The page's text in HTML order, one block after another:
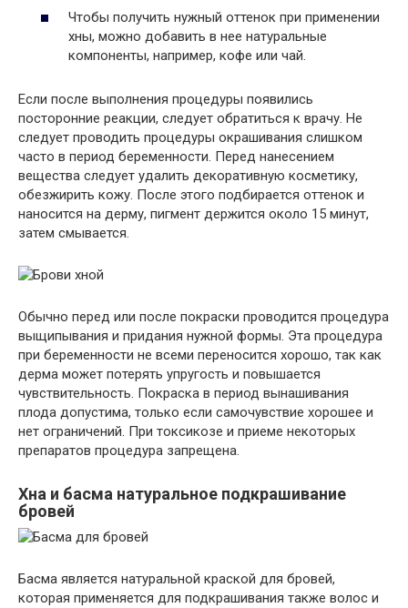
Чтобы получить нужный оттенок при применении
хны, можно добавить в нее натуральные
компоненты, например, кофе или чай.
Если после выполнения процедуры появились
посторонние реакции, следует обратиться к врачу. Не
следует проводить процедуры окрашивания слишком
часто в период беременности. Перед нанесением
вещества следует удалить декоративную косметику,
обезжирить кожу. После этого подбирается оттенок и
наносится на дерму, пигмент держится около 15 минут,
затем смывается.
Обычно перед или после покраски проводится процедура
выщипывания и придания нужной формы. Эта процедура
при беременности не всеми переносится хорошо, так как
дерма может потерять упругость и повышается
чувствительность. Покраска в период вынашивания
плода допустима, только если самочувствие хорошее и
нет ограничений. При токсикозе и приеме некоторых
препаратов процедура запрещена.
Хна и басма натуральное подкрашивание
бровей
Басма является натуральной краской для бровей,
которая применяется для подкрашивания также волос и